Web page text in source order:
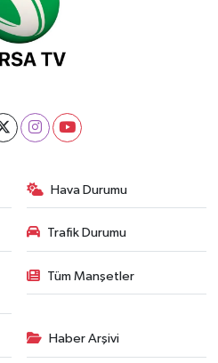
Hava Durumu
Trafik Durumu
Tüm Manşetler
Haber Arşivi